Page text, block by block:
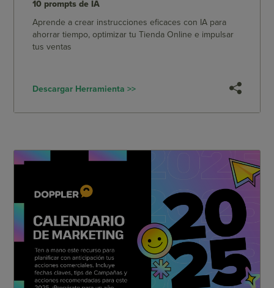
10 prompts de IA
Aprende a crear instrucciones eficaces con IA para
ahorrar tiempo, optimizar tu Tienda Online e impulsar
tus ventas
Descargar Herramienta >>